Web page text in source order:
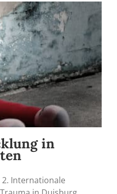
in
Internationale